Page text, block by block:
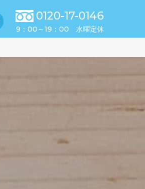
0120-17-0146
9：00～19：00 水曜定休